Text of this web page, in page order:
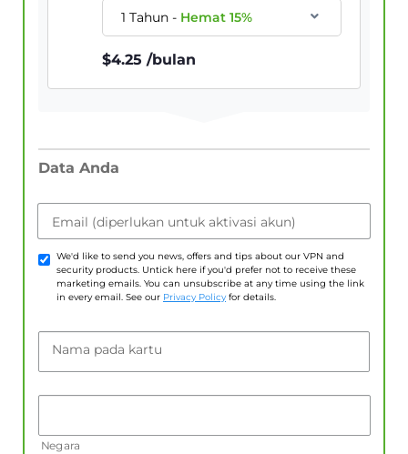
1 Tahun- Hemat15%
$4.25 /bulan
Data Anda
Email (diperlukan untuk aktivasi akun)
We'd like to send you news, offers and tips about our VPN and
security products. Untick here if you'd prefer not to receive these
marketing emails. You can unsubscribe at any time using the link
in every email. See our Privacy Policy for details.
Nama pada kartu
Negara